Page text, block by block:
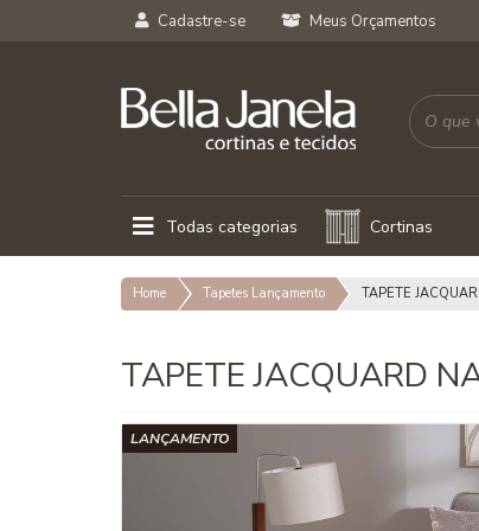
Cadastre-se Meus Orçamentos
Todas categorias Cortinas
Home Tapetes Lançamento TAPETE
TAPETE JACQUARD
LANÇAMENTO